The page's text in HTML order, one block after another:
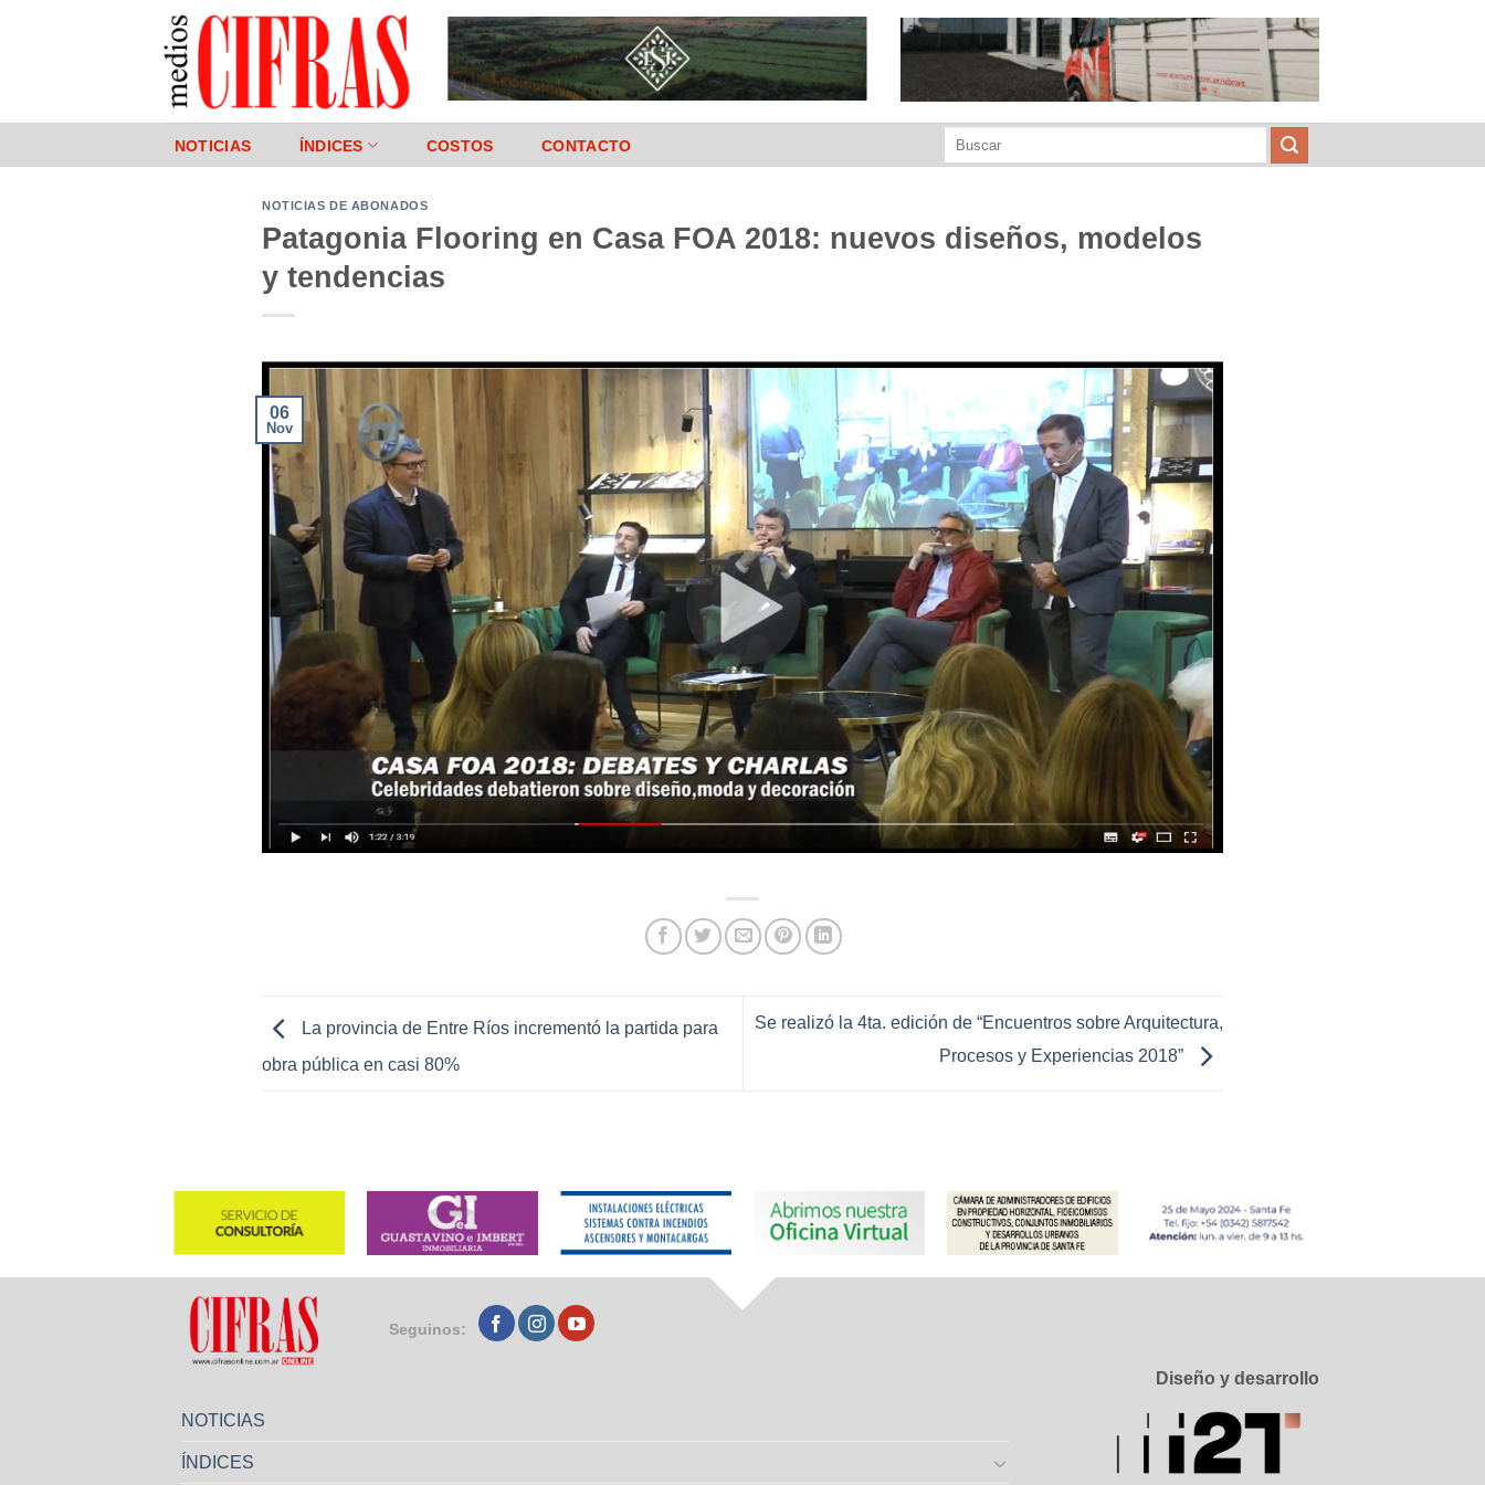
NOTICIAS ÍNDICES COSTOS CONTACTO
NOTICIAS DE ABONADOS
Patagonia Flooring en Casa FOA 2018: nuevos diseños, modelos
y tendencias
06
Nov
La provincia de Entre Ríos incrementó la partida para
obra pública en casi 80%
Se realizó la 4ta. edición de “Encuentros sobre Arquitectura,
Procesos y Experiencias 2018”
Seguinos:
NOTICIAS
ÍNDICES
Diseño y desarrollo